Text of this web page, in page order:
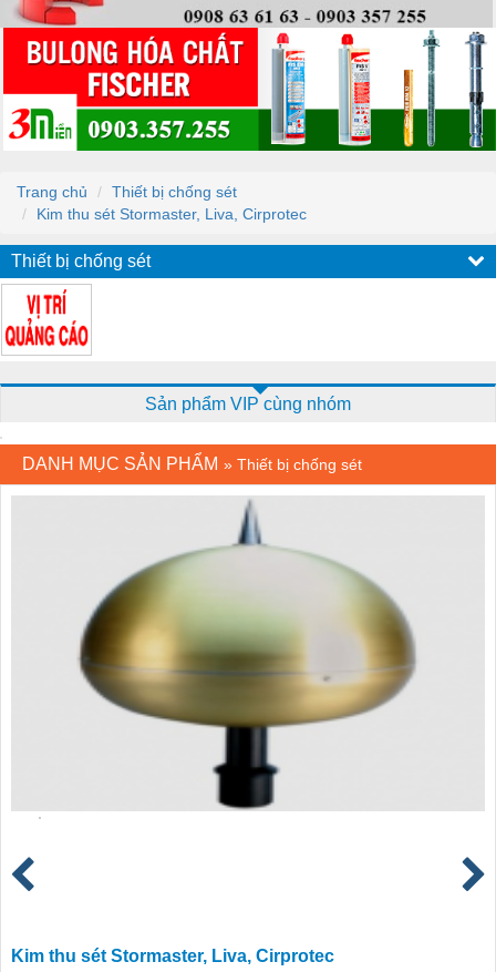
Trang chủ
Thiết bị chống sét
Kim thu sét Stormaster, Liva, Cirprotec
Thiết bị chống sét
Sản phẩm VIP cùng nhóm
DANH MỤC SẢN PHẨM » Thiết bị chống sét
Kim thu sét Stormaster, Liva, Cirprotec